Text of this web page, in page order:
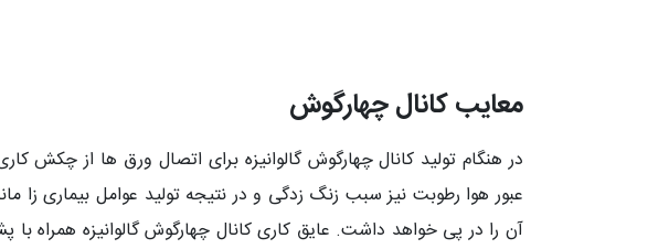
معایب کانال چهارگوش
در هنگام تولید کانال چهارگوش گالوانیزه برای اتصال ورق ها از چکش
عبور هوا رطوبت نیز سبب زنگ زدگی و در نتیجه تولید عوامل بیماری زا
آن را در پی خواهد داشت. عایق کاری کانال چهارگوش گالوانیزه همراه